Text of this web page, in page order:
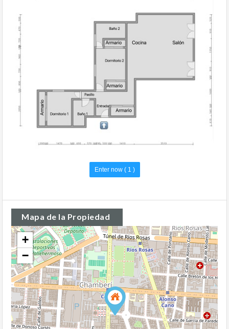
Mapa de la Propiedad
+
−